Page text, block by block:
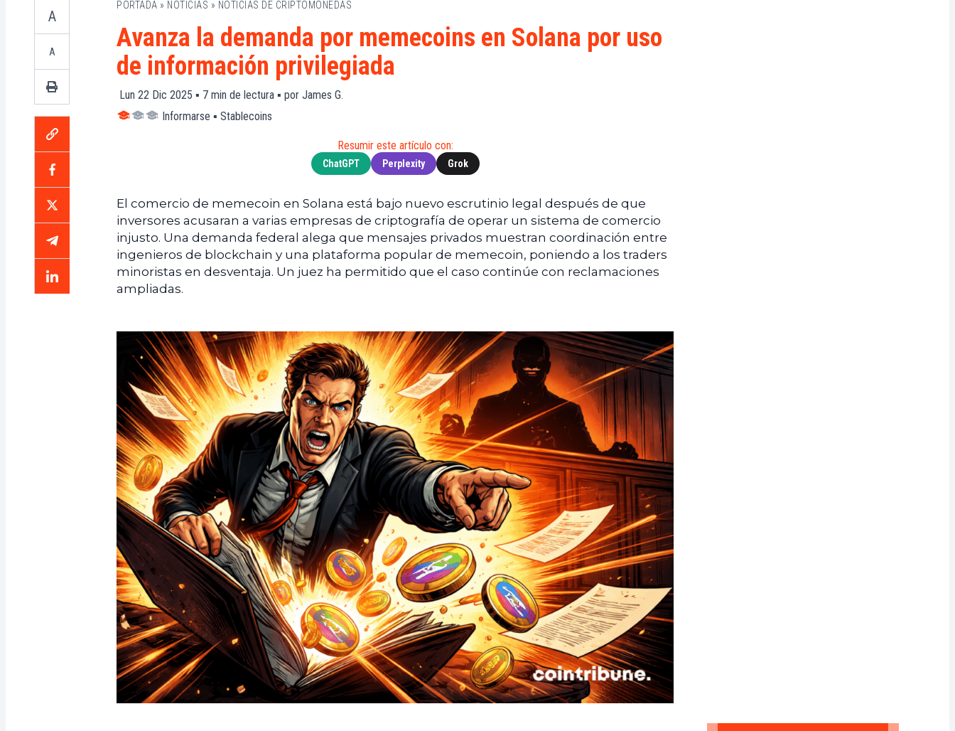
Noticias
Tec
de
Web3
XRP
(XRP)
Guía
Trading
A
A
PORTADA » NOTICIAS » NOTICIAS DE CRIPTOMONEDAS
Avanza la demanda por memecoins en Solana por uso
de información privilegiada
Lun 22 Dic 2025 ▪ 7 min de lectura ▪ por James G.
Informarse ▪ Stablecoins
Resumir este artículo con:
ChatGPT Perplexity Grok
El comercio de memecoin en Solana está bajo nuevo escrutinio legal después de que
inversores acusaran a varias empresas de criptografía de operar un sistema de comercio
injusto. Una demanda federal alega que mensajes privados muestran coordinación entre
ingenieros de blockchain y una plataforma popular de memecoin, poniendo a los traders
minoristas en desventaja. Un juez ha permitido que el caso continúe con reclamaciones
ampliadas.